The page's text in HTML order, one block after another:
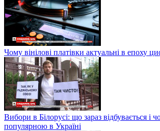
Чому вінілові платівки актуальні в епоху
Вибори в Білорусі: що зараз відбувається і
популярною в Україні